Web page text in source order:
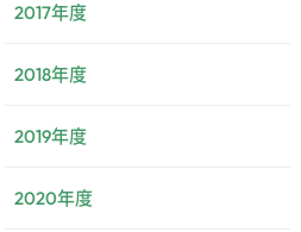
2017年度
2018年度
2019年度
2020年度